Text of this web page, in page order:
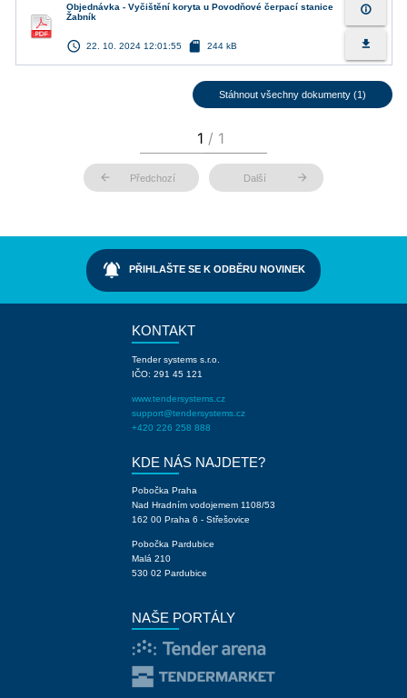
Objednávka - Vyčištění koryta u Povodňové čerpací stanice
Žabník
access_time 22. 10. 2024 12:01:55 sd_card 244 kB
info_outline
file_download
Stáhnout všechny dokumenty (1)
arrow_back Předchozí Další arrow_forward
notifications_active PŘIHLAŠTE SE K ODBĚRU NOVINEK
KONTAKT
Tender systems s.r.o.
IČO: 291 45 121
www.tendersystems.cz
support@tendersystems.cz
+420 226 258 888
KDE NÁS NAJDETE?
Pobočka Praha
Nad Hradním vodojemem 1108/53
162 00 Praha 6 - Střešovice
Pobočka Pardubice
Malá 210
530 02 Pardubice
NAŠE PORTÁLY